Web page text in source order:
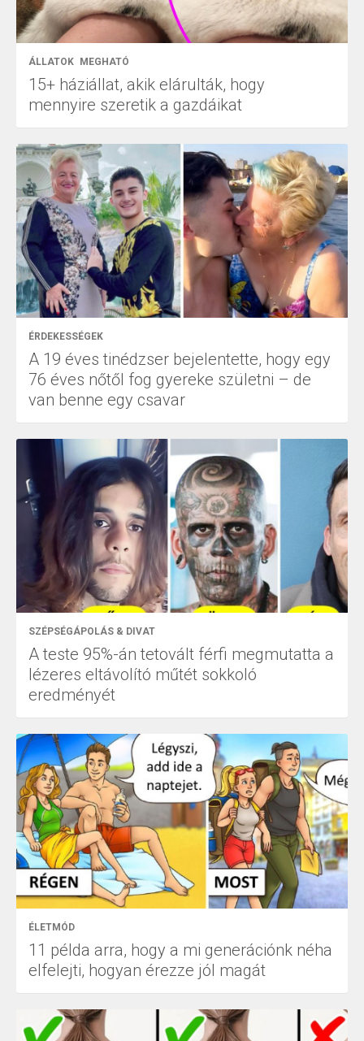
ÁLLATOK MEGHATÓ
15+ háziállat, akik elárulták, hogy
mennyire szeretik a gazdáikat
ÉRDEKESSÉGEK
A 19 éves tinédzser bejelentette, hogy egy
76 éves nőtől fog gyereke születni – de
van benne egy csavar
SZÉPSÉGÁPOLÁS & DIVAT
A teste 95%-án tetovált férfi megmutatta a
lézeres eltávolító műtét sokkoló
eredményét
ÉLETMÓD
11 példa arra, hogy a mi generációnk néha
elfelejti, hogyan érezze jól magát